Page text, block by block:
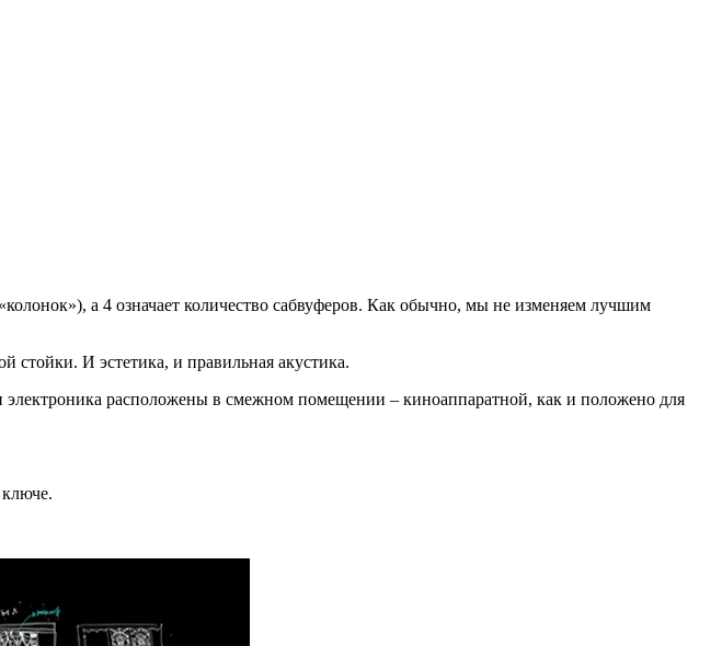
а 4 означает количество сабвуферов. Как обычно, мы не изменяем лучшим
И эстетика, и правильная акустика.
расположены в смежном помещении – киноаппаратной, как и положено для